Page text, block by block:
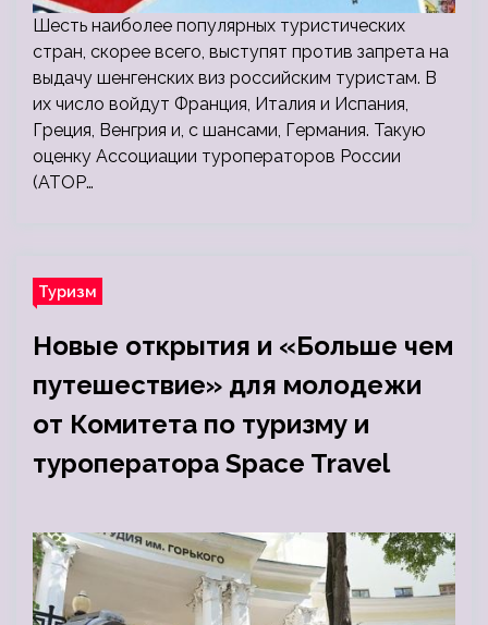
Шесть наиболее популярных туристических
стран, скорее всего, выступят против запрета на
выдачу шенгенских виз российским туристам. В
их число войдут Франция, Италия и Испания,
Греция, Венгрия и, с шансами, Германия. Такую
оценку Ассоциации туроператоров России
(АТОР…
Туризм
Новые открытия и «Больше чем
путешествие» для молодежи
от Комитета по туризму и
туроператора Space Travel